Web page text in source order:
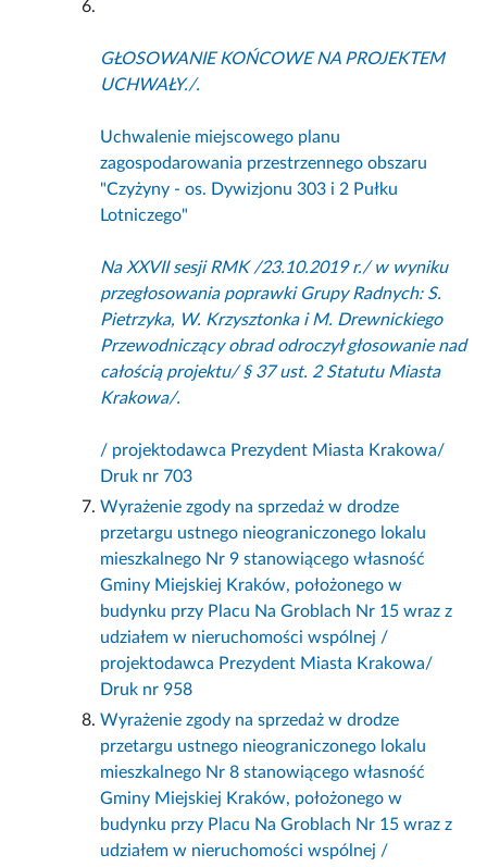
GŁOSOWANIE KOŃCOWE NA PROJEKTEM
UCHWAŁY./.
Uchwalenie miejscowego planu
zagospodarowania przestrzennego obszaru
"Czyżyny - os. Dywizjonu 303 i 2 Pułku
Lotniczego"
Na XXVII sesji RMK /23.10.2019 r./ w wyniku
przegłosowania poprawki Grupy Radnych: S.
Pietrzyka, W. Krzysztonka i M. Drewnickiego
Przewodniczący obrad odroczył głosowanie nad
całością projektu/ § 37 ust. 2 Statutu Miasta
Krakowa/.
/ projektodawca Prezydent Miasta Krakowa/
Druk nr 703
Wyrażenie zgody na sprzedaż w drodze
przetargu ustnego nieograniczonego lokalu
mieszkalnego Nr 9 stanowiącego własność
Gminy Miejskiej Kraków, położonego w
budynku przy Placu Na Groblach Nr 15 wraz z
udziałem w nieruchomości wspólnej /
projektodawca Prezydent Miasta Krakowa/
Druk nr 958
Wyrażenie zgody na sprzedaż w drodze
przetargu ustnego nieograniczonego lokalu
mieszkalnego Nr 8 stanowiącego własność
Gminy Miejskiej Kraków, położonego w
budynku przy Placu Na Groblach Nr 15 wraz z
udziałem w nieruchomości wspólnej /